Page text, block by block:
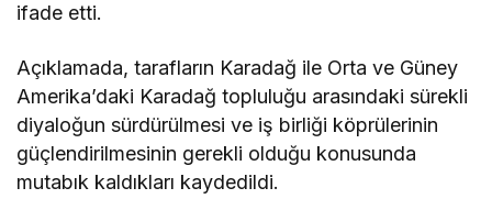
ifade etti.
Açıklamada, tarafların Karadağ ile Orta ve Güney
Amerika’daki Karadağ topluluğu arasındaki sürekli
diyaloğun sürdürülmesi ve iş birliği köprülerinin
güçlendirilmesinin gerekli olduğu konusunda
mutabık kaldıkları kaydedildi.